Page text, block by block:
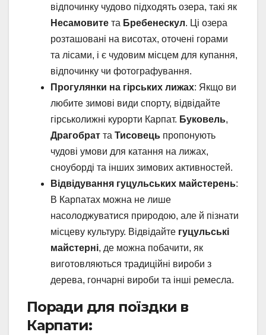
відпочинку чудово підходять озера, такі як
Несамовите та Бребенескул. Ці озера
розташовані на висотах, оточені горами
та лісами, і є чудовим місцем для купання,
відпочинку чи фотографування.
Прогулянки на гірських лижах: Якщо ви
любите зимові види спорту, відвідайте
гірськолижні курорти Карпат. Буковель,
Драгобрат та Тисовець пропонують
чудові умови для катання на лижах,
сноуборді та інших зимових активностей.
Відвідування гуцульських майстерень:
В Карпатах можна не лише
насолоджуватися природою, але й пізнати
місцеву культуру. Відвідайте гуцульські
майстерні, де можна побачити, як
виготовляються традиційні вироби з
дерева, гончарні вироби та інші ремесла.
Поради для поїздки в
Карпати: